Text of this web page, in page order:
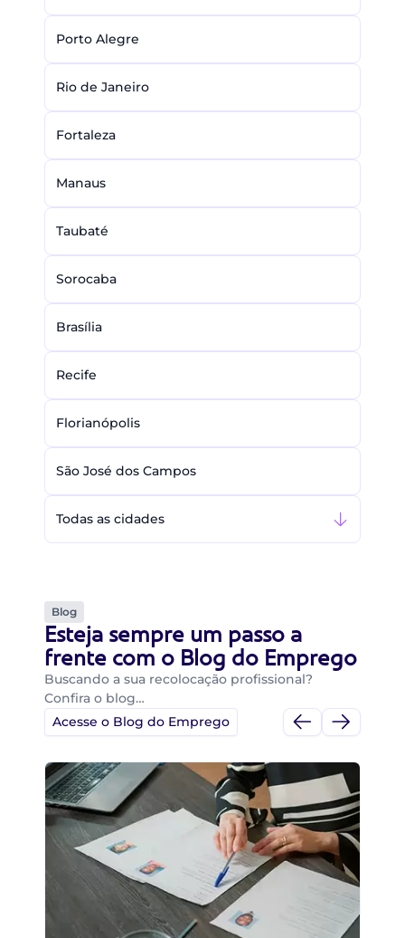
Porto Alegre
Rio de Janeiro
Fortaleza
Manaus
Taubaté
Sorocaba
Brasília
Recife
Florianópolis
São José dos Campos
Todas as cidades
Blog
Esteja sempre um passo a
frente com o Blog do Emprego
Buscando a sua recolocação profissional?
Confira o blog…
Acesse o Blog do Emprego